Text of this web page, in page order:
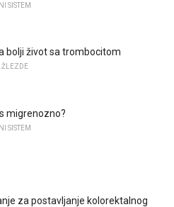
SISTEM
bolji život sa trombocitom
ŽLEZDE
migrenozno?
SISTEM
za postavljanje kolorektalnog